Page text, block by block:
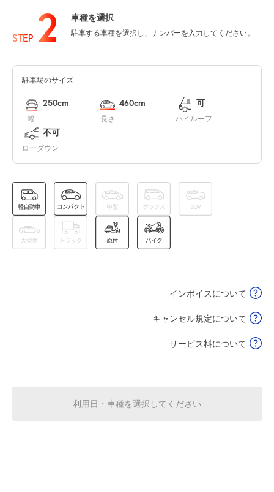
8月12日 (水) ¥2,200
8月13日 (木) ¥2,200
8月14日 (金) 休
休
満
¥620
¥620
STEP 2 車種を選択
駐車する車種を選択し、ナンバーを入力してください。
駐車場のサイズ
幅
250cm
長さ
460cm
ハイルーフ
可
ローダウン
不可
インボイスについて
キャンセル規定について
サービス料について
利用日・車種を選択してください